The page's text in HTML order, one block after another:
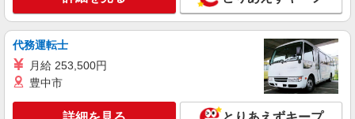
ケンタッキーフライドチキン 初台店
カウンター・キッチンスタッフ ＜優先募集日
時給1300円 ＜高校生＞時給1250円
東京都渋谷区本町1-2-5 初台AIビル1F
詳細を見る
代務運転士
月給 253,500円
豊中市